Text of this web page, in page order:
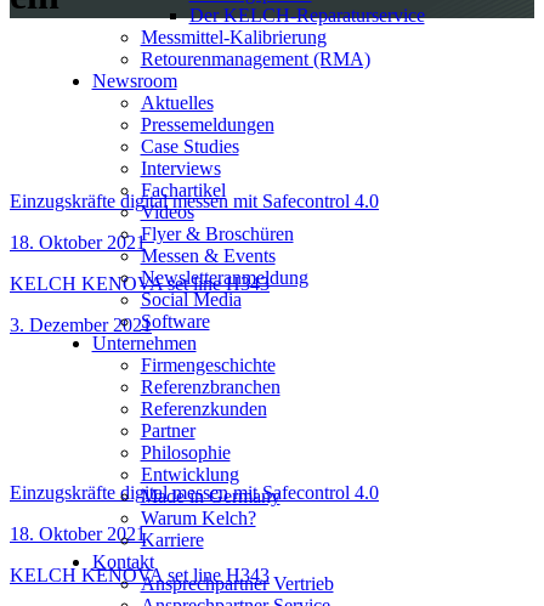
Der KELCH-Reparaturservice
Messmittel-Kalibrierung
Retourenmanagement (RMA)
Newsroom
Aktuelles
Pressemeldungen
Case Studies
Interviews
Fachartikel
Videos
Flyer & Broschüren
Messen & Events
Newsletteranmeldung
Social Media
Software
Unternehmen
Firmengeschichte
Referenzbranchen
Referenzkunden
Partner
Philosophie
Entwicklung
Made in Germany
Warum Kelch?
Karriere
Kontakt
Ansprechpartner Vertrieb
Einzugskräfte digital messen mit Safecontrol 4.0
18. Oktober 2021
KELCH KENOVA set line H343
3. Dezember 2021
Einzugskräfte digital messen mit Safecontrol 4.0
18. Oktober 2021
KELCH KENOVA set line H343